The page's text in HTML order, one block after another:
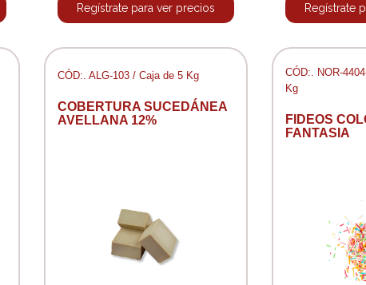
Regístrate para ver precios Regístrate
CÓD:. ALG-103 / Caja de 5 Kg
COBERTURA SUCEDÁNEA
AVELLANA 12%
CÓD:. NOR-
Kg
FIDEOS
FANTASIA